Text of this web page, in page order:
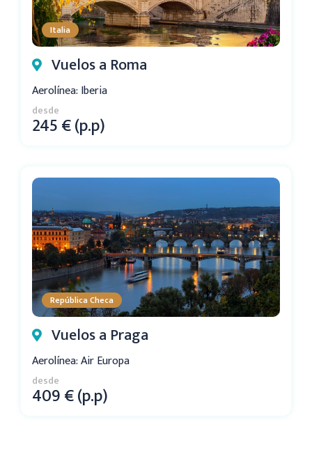
Italia
Vuelos a Roma
Aerolínea: Iberia
desde
245 € (p.p)
República Checa
Vuelos a Praga
Aerolínea: Air Europa
desde
409 € (p.p)